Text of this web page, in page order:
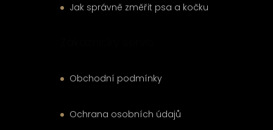
Jak správně změřit psa a kočku
Obchodní podmínky
Ochrana osobních údajů